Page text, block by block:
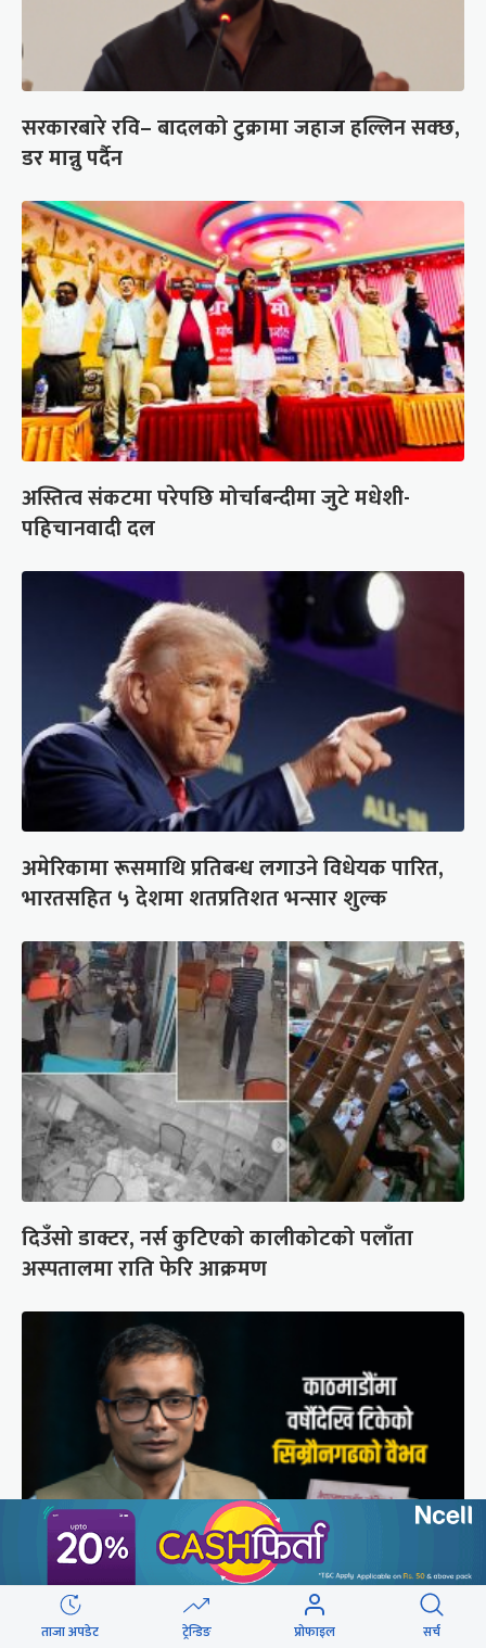
सरकारबारे रवि– बादलको टुक्रामा जहाज हल्लिन सक्छ,
डर मान्नु पर्दैन
अस्तित्व संकटमा परेपछि मोर्चाबन्दीमा जुटे मधेशी-
पहिचानवादी दल
अमेरिकामा रूसमाथि प्रतिबन्ध लगाउने विधेयक पारित,
भारतसहित ५ देशमा शतप्रतिशत भन्सार शुल्क
दिउँसो डाक्टर, नर्स कुटिएको कालीकोटको पलाँता
अस्पतालमा राति फेरि आक्रमण
मुगल आक्रमणले तहसनहस सिम्रौनगढको सभ्यता नेपाल
खाल्डोले कसरी जोगायो ?
ताजा अपडेट ट्रेन्डिङ प्रोफाइल सर्च